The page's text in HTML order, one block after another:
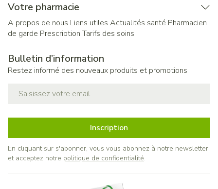
Votre pharmacie
A propos de nous Liens utiles Actualités santé Pharmacien
de garde Prescription Tarifs des soins
Bulletin d’information
Restez informé des nouveaux produits et promotions
Inscription
En cliquant sur s'abonner, vous vous abonnez à notre newsletter
et acceptez notre politique de confidentialité.